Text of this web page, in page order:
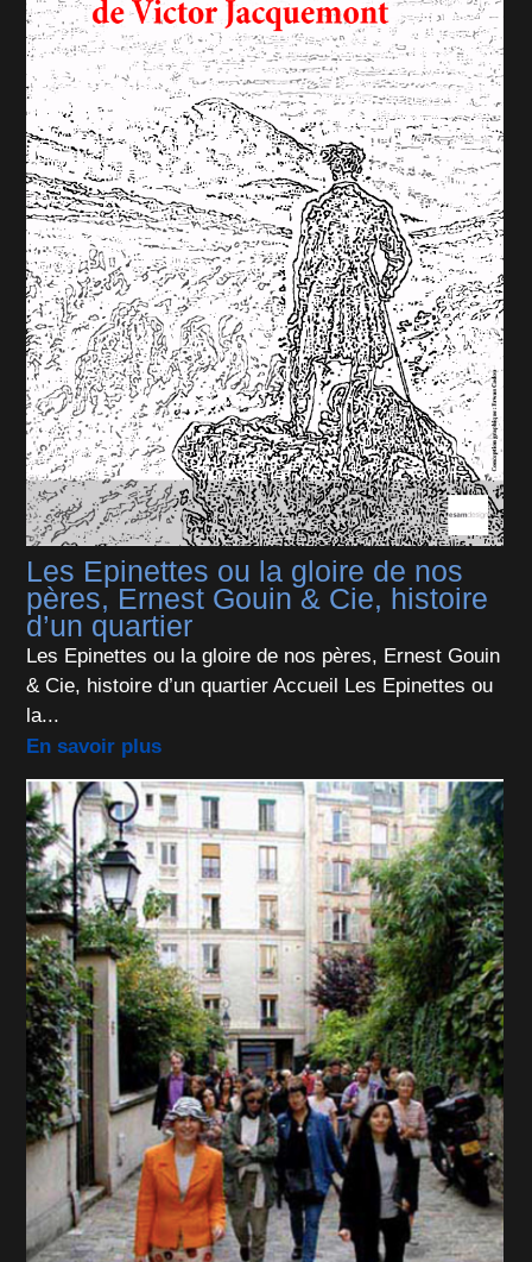
Les Epinettes ou la gloire de nos
pères, Ernest Gouin & Cie, histoire
d’un quartier
Les Epinettes ou la gloire de nos pères, Ernest Gouin
& Cie, histoire d’un quartier Accueil Les Epinettes ou
la...
En savoir plus